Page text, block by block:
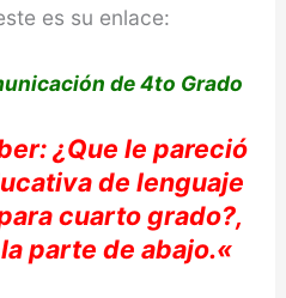
es su enlace:
de 4to Grado
¿Que le pareció
de lenguaje
cuarto grado?,
parte de abajo.«